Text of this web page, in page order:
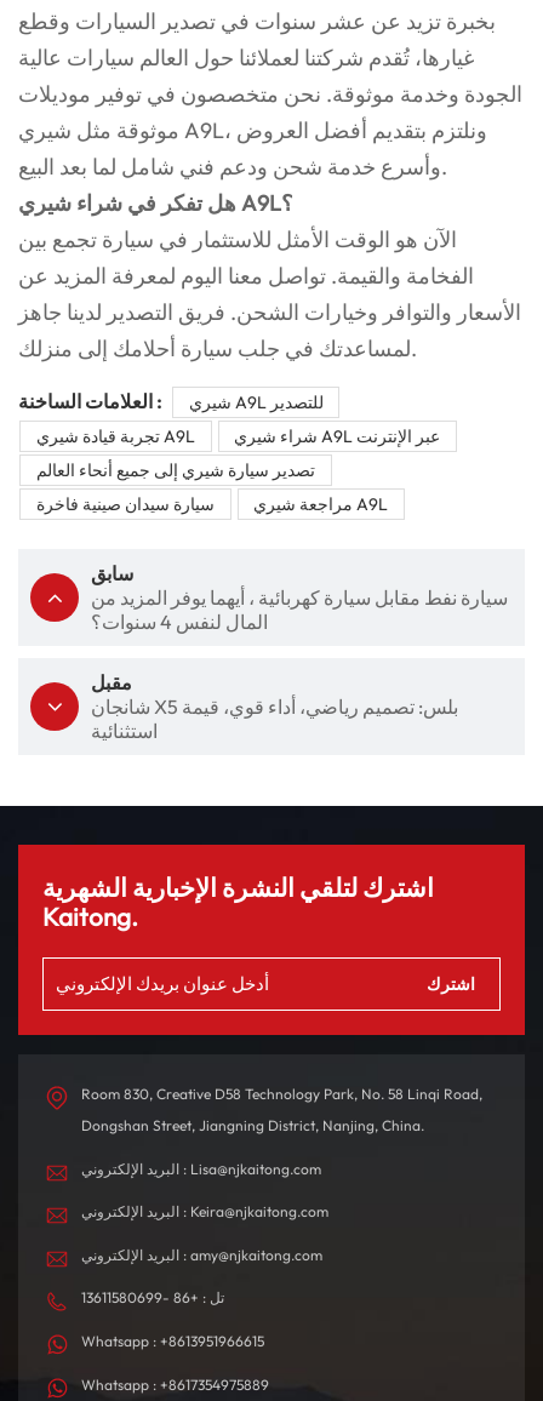
بخبرة تزيد عن عشر سنوات في تصدير السيارات وقطع
غيارها، تُقدم شركتنا لعملائنا حول العالم سيارات عالية
الجودة وخدمة موثوقة. نحن متخصصون في توفير موديلات
موثوقة مثل شيري A9L، ونلتزم بتقديم أفضل العروض
وأسرع خدمة شحن ودعم فني شامل لما بعد البيع.
هل تفكر في شراء شيري A9L؟
الآن هو الوقت الأمثل للاستثمار في سيارة تجمع بين
الفخامة والقيمة. تواصل معنا اليوم لمعرفة المزيد عن
الأسعار والتوافر وخيارات الشحن. فريق التصدير لدينا جاهز
لمساعدتك في جلب سيارة أحلامك إلى منزلك.
العلامات الساخنة :
شيري A9L للتصدير
تجربة قيادة شيري A9L
شراء شيري A9L عبر الإنترنت
تصدير سيارة شيري إلى جميع أنحاء العالم
سيارة سيدان صينية فاخرة
مراجعة شيري A9L
سابق
سيارة نفط مقابل سيارة كهربائية ، أيهما يوفر المزيد من
المال لنفس 4 سنوات؟
مقبل
شانجان X5 بلس: تصميم رياضي، أداء قوي، قيمة
استثنائية
اشترك لتلقي النشرة الإخبارية الشهرية
Kaitong.
Room 830, Creative D58 Technology Park, No. 58 Linqi Road,
Dongshan Street, Jiangning District, Nanjing, China.
البريد الإلكتروني : Lisa@njkaitong.com
البريد الإلكتروني : Keira@njkaitong.com
البريد الإلكتروني : amy@njkaitong.com
تل : +86 -13611580699
Whatsapp : +8613951966615
Whatsapp : +8617354975889